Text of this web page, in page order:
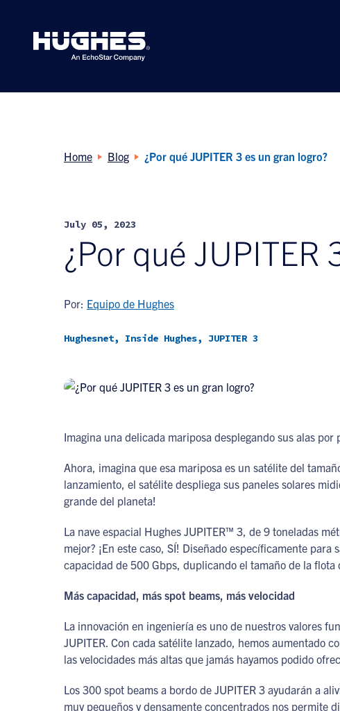
Home Blog ¿Por qué JUPITER 3 es un gran logro?
July 05, 2023
¿Por qué JUPITER
Por: Equipo de Hughes
Hughesnet, Inside Hughes, JUPITER 3
Imagina una delicada mariposa desplegando sus alas
Ahora, imagina que esa mariposa es un satélite del
lanzamiento, el satélite despliega sus paneles solares
grande del planeta!
La nave espacial Hughes JUPITER™ 3, de 9 toneladas
mejor? ¡En este caso, SÍ! Diseñado específicamente
capacidad de 500 Gbps, duplicando el tamaño de la
Más capacidad, más spot beams, más velocidad
La innovación en ingeniería es uno de nuestros valores
JUPITER. Con cada satélite lanzado, hemos aumentado
las velocidades más altas que jamás hayamos podido
Los 300 spot beams a bordo de JUPITER 3 ayudarán a
muy pequeños y densamente concentrados nos permite